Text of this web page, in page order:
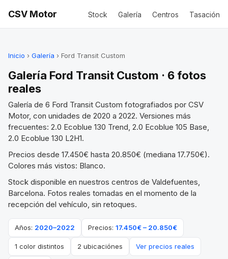
CSV Motor Stock Galería Centros Tasación
Inicio › Galería › Ford Transit Custom
Galería Ford Transit Custom · 6 fotos
reales
Galería de 6 Ford Transit Custom fotografiados por CSV
Motor, con unidades de 2020 a 2022. Versiones más
frecuentes: 2.0 Ecoblue 130 Trend, 2.0 Ecoblue 105 Base,
2.0 Ecoblue 130 L2H1.
Precios desde 17.450€ hasta 20.850€ (mediana 17.750€).
Colores más vistos: Blanco.
Stock disponible en nuestros centros de Valdefuentes,
Barcelona. Fotos reales tomadas en el momento de la
recepción del vehículo, sin retoques.
Años: 2020–2022 Precios: 17.450€ – 20.850€
1 color distintos 2 ubicaciónes Ver precios reales